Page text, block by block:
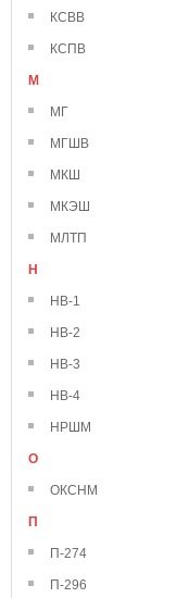
КСВВ
КСПВ
М
МГ
МГШВ
МКШ
МКЭШ
МЛТП
Н
НВ-1
НВ-2
НВ-3
НВ-4
НРШМ
О
ОКСНМ
П
П-274
П-296